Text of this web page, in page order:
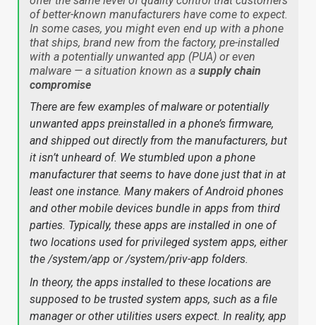
of better-known manufacturers have come to expect.
In some cases, you might even end up with a phone
that ships, brand new from the factory, pre-installed
with a potentially unwanted app (PUA) or even
malware — a situation known as a supply chain
compromise
There are few examples of malware or potentially
unwanted apps preinstalled in a phone’s firmware,
and shipped out directly from the manufacturers, but
it isn’t unheard of. We stumbled upon a phone
manufacturer that seems to have done just that in at
least one instance. Many makers of Android phones
and other mobile devices bundle in apps from third
parties. Typically, these apps are installed in one of
two locations used for privileged system apps, either
the /system/app or /system/priv-app folders.
In theory, the apps installed to these locations are
supposed to be trusted system apps, such as a file
manager or other utilities users expect. In reality, app